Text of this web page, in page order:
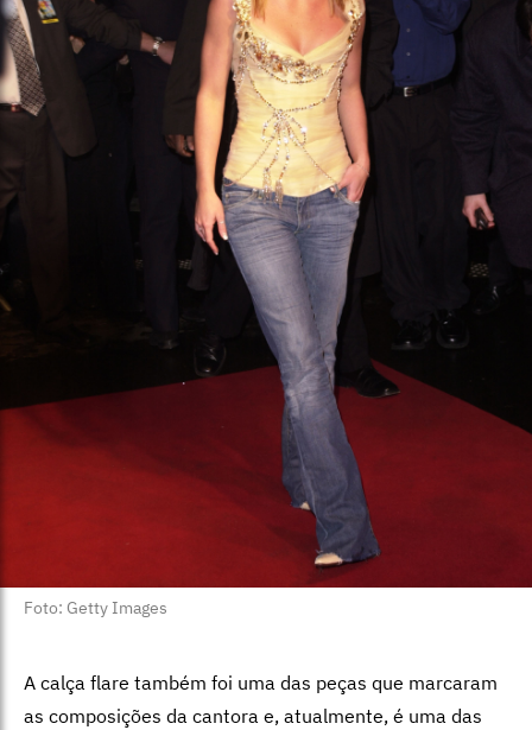
Foto: Getty Images
A calça flare também foi uma das peças que marcaram
as composições da cantora e, atualmente, é uma das